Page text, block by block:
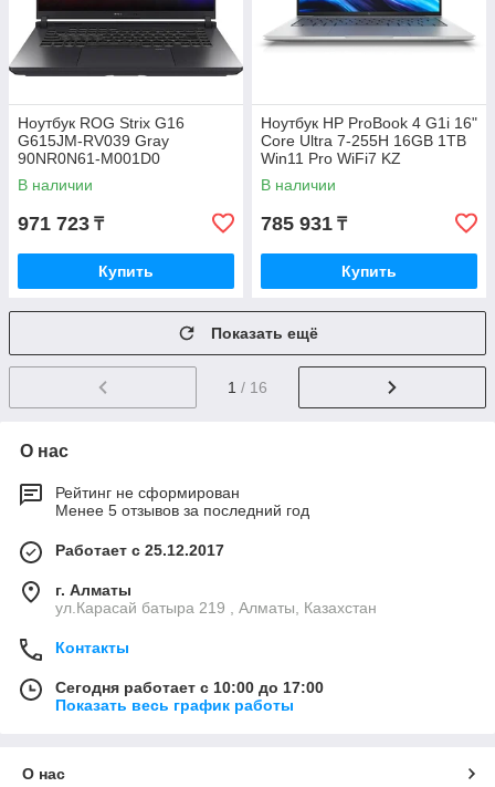
Ноутбук ROG Strix G16
G615JM-RV039 Gray
90NR0N61-M001D0
В наличии
971 723 ₸
Купить
Ноутбук HP ProBook 4 G1i 16"
Core Ultra 7-255H 16GB 1TB
Win11 Pro WiFi7 KZ
(C7GF5ET)
В наличии
785 931 ₸
Купить
Показать ещё
1 / 16
О нас
Рейтинг не сформирован
Менее 5 отзывов за последний год
Работает с 25.12.2017
г. Алматы
ул.Карасай батыра 219 , Алматы, Казахстан
Контакты
Сегодня работает с 10:00 до 17:00
Показать весь график работы
О нас